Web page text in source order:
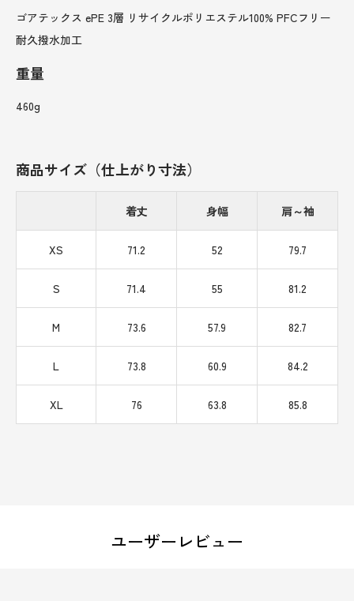
ゴアテックス ePE 3層 リサイクルポリエステル100% PFCフリー
耐久撥水加工
重量
460g
商品サイズ（仕上がり寸法）
着丈 身幅 肩～袖
XS 71.2 52 79.7
S 71.4 55 81.2
M 73.6 57.9 82.7
L 73.8 60.9 84.2
XL 76 63.8 85.8
ユーザーレビュー